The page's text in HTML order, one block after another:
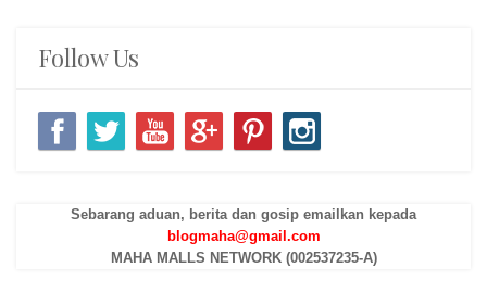
Follow Us
Sebarang aduan, berita dan gosip emailkan kepada
blogmaha@gmail.com
MAHA MALLS NETWORK (002537235-A)